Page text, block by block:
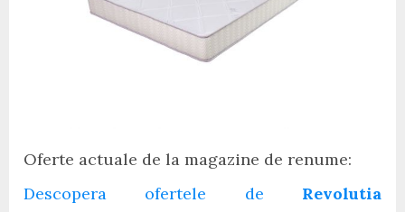
Oferte actuale de la magazine de renume:
Descopera ofertele de Revolutia